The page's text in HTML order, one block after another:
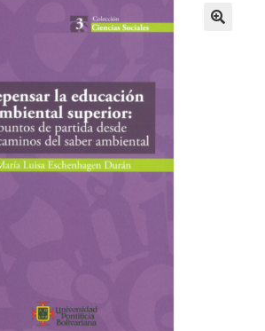
DE INFORMACIÓN Y DATOS
INTERUNIVERSITARIA DE